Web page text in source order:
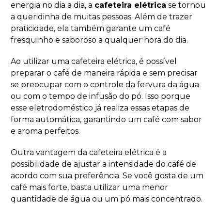
energia no dia a dia, a cafeteira elétrica se tornou
a queridinha de muitas pessoas. Além de trazer
praticidade, ela também garante um café
fresquinho e saboroso a qualquer hora do dia.
Ao utilizar uma cafeteira elétrica, é possível
preparar o café de maneira rápida e sem precisar
se preocupar com o controle da fervura da água
ou com o tempo de infusão do pó. Isso porque
esse eletrodoméstico já realiza essas etapas de
forma automática, garantindo um café com sabor
e aroma perfeitos.
Outra vantagem da cafeteira elétrica é a
possibilidade de ajustar a intensidade do café de
acordo com sua preferência. Se você gosta de um
café mais forte, basta utilizar uma menor
quantidade de água ou um pó mais concentrado.